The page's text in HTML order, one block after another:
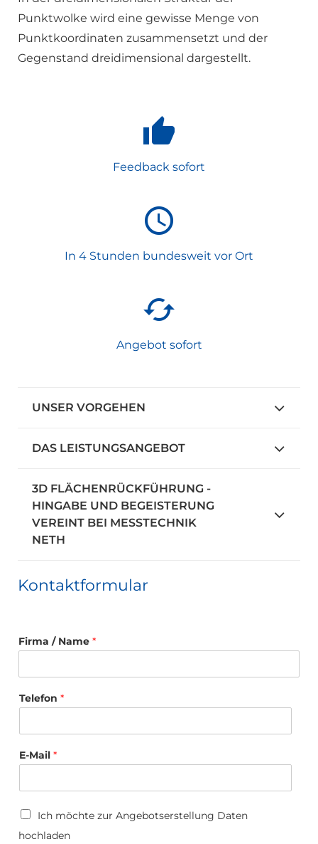
Punktwolke wird eine gewisse Menge von
Punktkoordinaten zusammensetzt und der
Gegenstand dreidimensional dargestellt.
Feedback sofort
In 4 Stunden bundesweit vor Ort
Angebot sofort
UNSER VORGEHEN
DAS LEISTUNGSANGEBOT
3D FLÄCHENRÜCKFÜHRUNG -
HINGABE UND BEGEISTERUNG
VEREINT BEI MESSTECHNIK
NETH
Kontaktformular
Firma / Name *
e
o
n
a
m
e
N
Telefon *
E-Mail *
U
l
Ich möchte zur Angebotserstellung Daten
hochladen